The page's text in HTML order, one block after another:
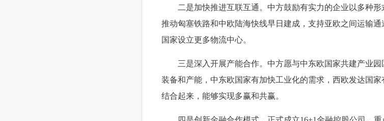
二是加快推进互联互通。中方鼓励有实力的企业以多种形
推动匈塞铁路和中欧陆海快线早日建成，支持亚欧之间运输
国家设立更多物流中心。
三是深入开展产能合作。中方愿与中东欧国家共建产业园
装备和产能，中东欧国家有加快工业化的需求，西欧发达国
结合起来，能够实现多赢和共赢。